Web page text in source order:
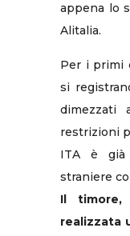
appena lo
Alitalia.
Per i primi
si
restrizioni
ITA è già
straniere
Il
realizzata